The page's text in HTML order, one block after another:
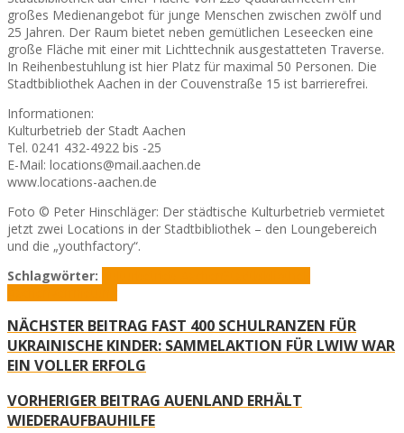
großes Medienangebot für junge Menschen zwischen zwölf und
25 Jahren. Der Raum bietet neben gemütlichen Leseecken eine
große Fläche mit einer mit Lichttechnik ausgestatteten Traverse.
In Reihenbestuhlung ist hier Platz für maximal 50 Personen. Die
Stadtbibliothek Aachen in der Couvenstraße 15 ist barrierefrei.
Informationen:
Kulturbetrieb der Stadt Aachen
Tel. 0241 432-4922 bis -25
E-Mail: locations@mail.aachen.de
www.locations-aachen.de
Foto © Peter Hinschläger: Der städtische Kulturbetrieb vermietet
jetzt zwei Locations in der Stadtbibliothek – den Loungebereich
und die „youthfactory“.
Schlagwörter:
NÄCHSTER BEITRAG FAST 400 SCHULRANZEN FÜR
UKRAINISCHE KINDER: SAMMELAKTION FÜR LWIW WAR
EIN VOLLER ERFOLG
VORHERIGER BEITRAG AUENLAND ERHÄLT
WIEDERAUFBAUHILFE